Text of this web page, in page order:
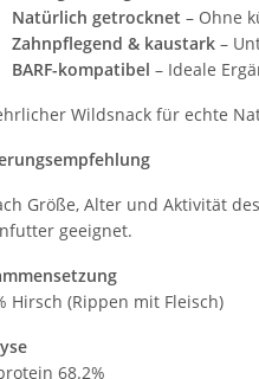
Natürlich getrocknet – Ohne
Zahnpflegend & kaustark –
BARF-kompatibel – Ideale
Wildsnack für echte
Größe, Alter und Aktivität
geeignet.
Hirsch (Rippen mit Fleisch)
68.2%